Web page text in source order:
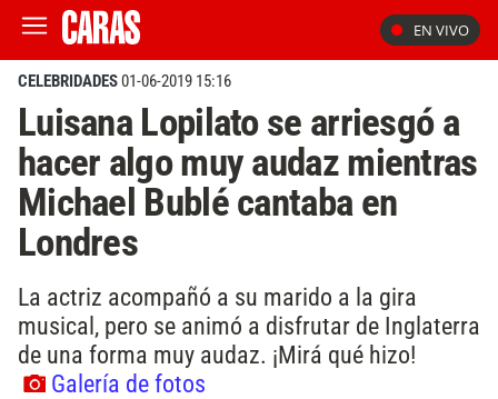
EN VIVO
CELEBRIDADES01-06-2019 15:16
Luisana Lopilato se arriesgó a
hacer algo muy audaz mientras
Michael Bublé cantaba en
Londres
La actriz acompañó a su marido a la gira
musical, pero se animó a disfrutar de Inglaterra
de una forma muy audaz. ¡Mirá qué hizo!
Galería de fotos